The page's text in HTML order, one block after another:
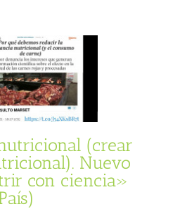
(crear
Nuevo
con ciencia»